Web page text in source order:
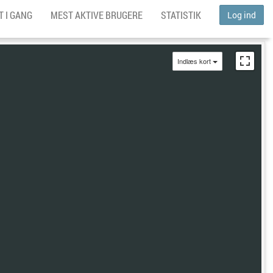
Log ind
I GANG MEST AKTIVE BRUGERE STATISTIK
Indlæs kort